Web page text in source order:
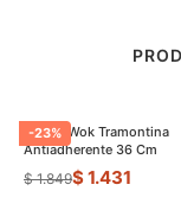
-23%
Sarten Wok Tramontina
Antiadherente 36 Cm
$ 1.849$ 1.431